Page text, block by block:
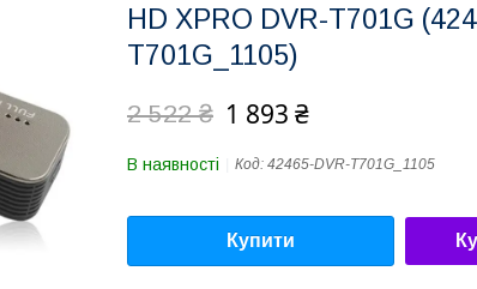
HD XPRO DVR-T701G
T701G_1105)
2 522 ₴ 1 893 ₴
В наявності Код: 42465-DVR-T701G_1105
Купити